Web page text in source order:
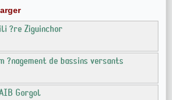
?re Ziguinchor
?nagement de bassins versants
Gorgol